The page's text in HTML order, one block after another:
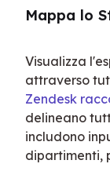
Mappa lo
Visualizza
Zendesk
delineano
includono
dipartimenti,